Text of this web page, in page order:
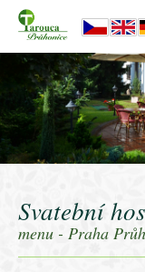
Svatební
menu - Praha